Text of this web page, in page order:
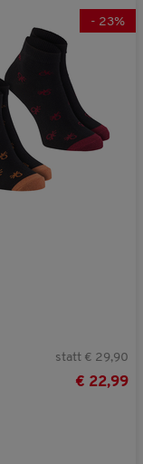
- 23%
statt € 29,90
€ 22,99